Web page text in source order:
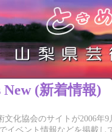
(新着情報)
文化協会のサイトが2006年
イベント情報などを掲載し